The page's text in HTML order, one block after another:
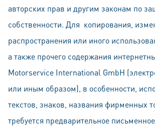
авторских прав и другим законам по
собственности. Для копирования,
распространeния или иного
а также прочего содержания
Motorservice International GmbH
или иным обрaзом), в особeннoсти,
тeкстов, знаков, названия фирменных
трeбуeтся прeдваритeльноe